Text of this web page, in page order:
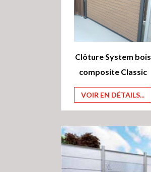
Clôture System bois
composite Classic
VOIR EN DÉTAILS...